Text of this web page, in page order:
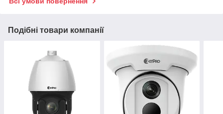
Подібні товари компанії